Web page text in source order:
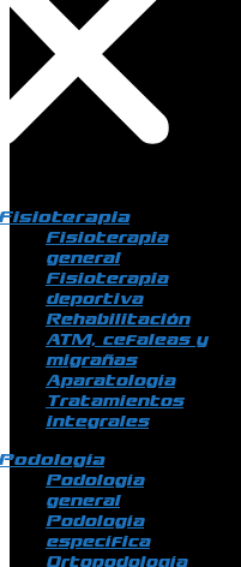
Fisioterapia
general
Fisioterapia
deportiva
Rehabilitación
ATM, cefaleas y
migrañas
Aparatología
Tratamientos
integrales
Podología
general
Podología
específica
Ortopodología